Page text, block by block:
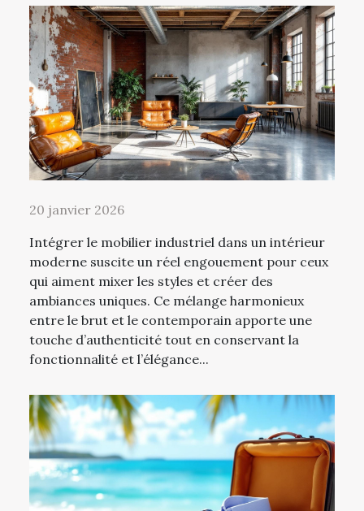
20 janvier 2026
Intégrer le mobilier industriel dans un intérieur
moderne suscite un réel engouement pour ceux
qui aiment mixer les styles et créer des
ambiances uniques. Ce mélange harmonieux
entre le brut et le contemporain apporte une
touche d’authenticité tout en conservant la
fonctionnalité et l’élégance...